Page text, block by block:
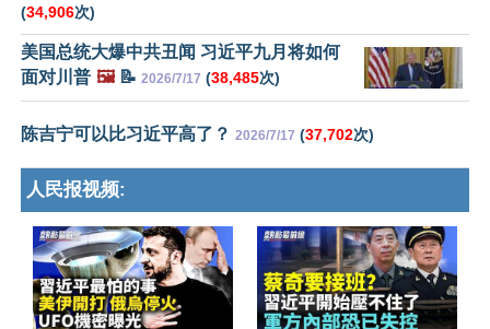
(34,906次)
美国总统大爆中共丑闻 习近平九月将如何
面对川普 🖼️📝 2026/7/17 (38,485次)
陈吉宁可以比习近平高了？ 2026/7/17 (37,702次)
人民报视频: